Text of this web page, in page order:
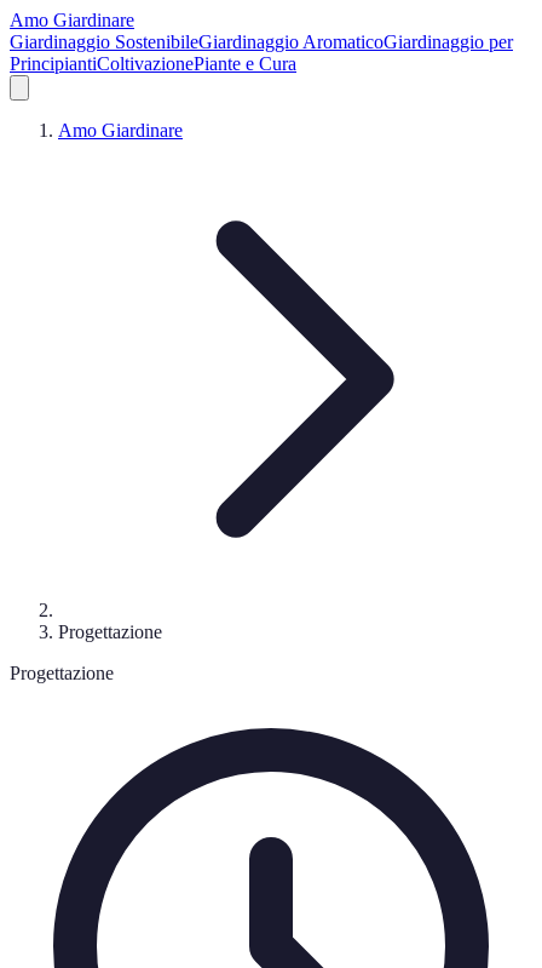
Amo Giardinare
Giardinaggio SostenibileGiardinaggio AromaticoGiardinaggio per
PrincipiantiColtivazionePiante e Cura
Amo Giardinare
Progettazione
Progettazione